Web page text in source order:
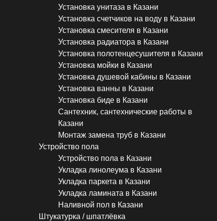
Установка унитаза в Казани
Установка счетчиков на воду в Казани
Установка смесителя в Казани
Установка радиатора в Казани
Установка полотенцесушителя в Казани
Установка мойки в Казани
Установка душевой кабины в Казани
Установка ванны в Казани
Установка биде в Казани
Сантехник, сантехнические работы в
Казани
Монтаж замена труб в Казани
Устройство пола
Устройство пола в Казани
Укладка линолеума в Казани
Укладка паркета в Казани
Укладка ламината в Казани
Наливной пол в Казани
Штукатурка / шпатлёвка